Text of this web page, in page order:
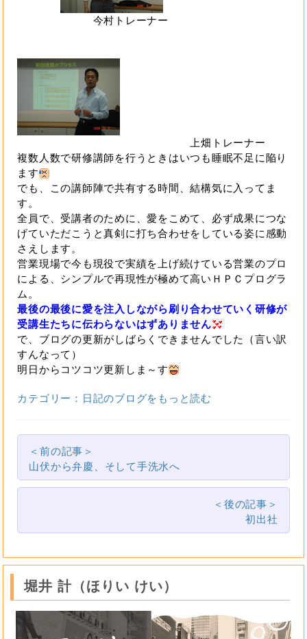
今村トレーナー
上畑トレーナー
複数人数で研修講師を行うときはいつも睡眠不足に陥り
ます
でも、この講師陣で共有する時間、結構気に入ってま
す。
全員で、受講者のために、愛をこめて、必ず成果につな
げていただこうと真剣に打ち合わせをしている姿に感動
さえします。
営業現場で今も現役で実績を上げ続けている営業のプロ
による、シンプルで再現性が極めて高いＨＰＣプログラ
ム。
最後の最後に愛を注入しながら刷り合わせていく研修が
受講生たちに伝わらないはずありません
で、ブログの更新がしばらくできませんでした（言い訳
すんなって）
明日からコツコツ更新しま～す
カテゴリー：日記のブログをもっと読む
＜前の記事＞
山伏から弁慶、そして手洗水へ
＜後の記事＞
初出社
堀井 計（ほりい けい）